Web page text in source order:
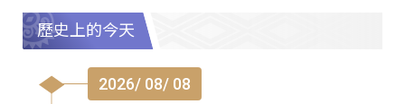
歷史上的今天
2026/ 08/ 08